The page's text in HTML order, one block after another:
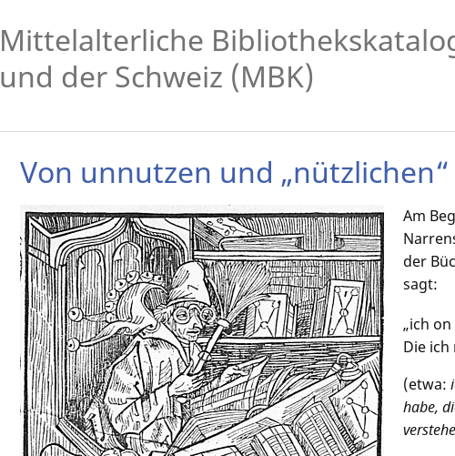
Mittelalterliche
und der Schweiz (MBK)
Von unnutzen und
Am
der
sagt:
„ich
Die
(etwa:
habe,
verstehe